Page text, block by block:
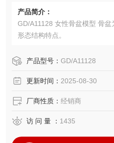
产品简介：
GD/A11128 女性骨盆模型 骨盆为金属线穿接。显示女性骨盆
形态结构特点。
产品型号： GD/A11128
更新时间： 2025-08-30
厂商性质： 经销商
访 问 量 ： 1435